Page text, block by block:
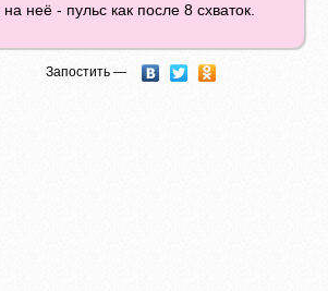
неё - пульс как после 8 схваток.
Запостить —